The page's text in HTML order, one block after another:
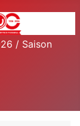
/ Saison